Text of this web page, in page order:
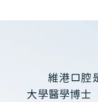
維港口腔
大學醫學博士